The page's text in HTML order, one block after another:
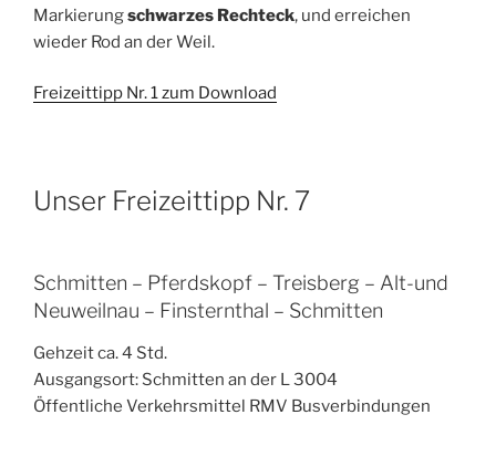
Markierungschwarzes Rechteck, und erreichen
wieder Rod an der Weil.
Freizeittipp Nr. 1 zum Download
Unser Freizeittipp Nr. 7
Schmitten – Pferdskopf – Treisberg – Alt-und
Neuweilnau – Finsternthal – Schmitten
Gehzeit ca. 4 Std.
Ausgangsort: Schmitten an der L 3004
Öffentliche Verkehrsmittel RMV Busverbindungen